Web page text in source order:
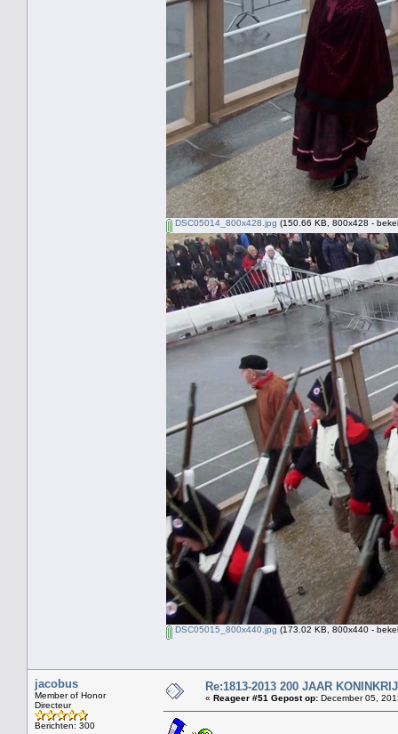
DSC05014_800x428.jpg (150.66 KB, 800x428 -
DSC05015_800x440.jpg (173.02 KB, 800x440 -
jacobus
Member of Honor
Directeur
Berichten: 300
Re:1813-2013 200 JAAR
« Reageer #51 Gepost op: December 05,